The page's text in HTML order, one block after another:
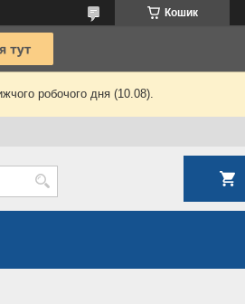
Кошик
робочого дня (10.08).